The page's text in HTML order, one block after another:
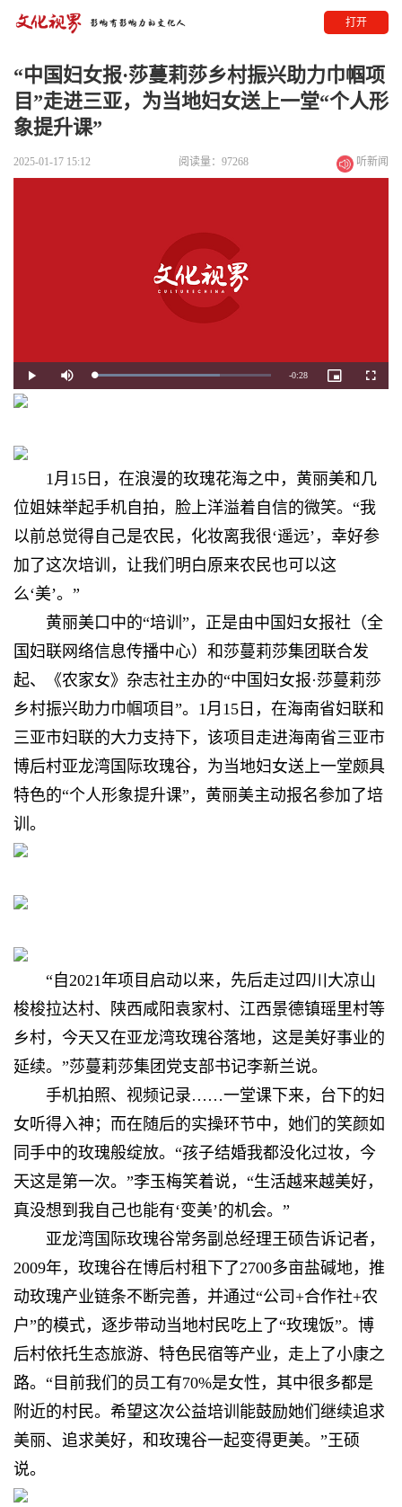
打开
“中国妇女报·莎蔓莉莎乡村振兴助力巾帼项
目”走进三亚，为当地妇女送上一堂“个人形
象提升课”
2025-01-17 15:12 阅读量：97268 听新闻
Play Mute Loaded:
Remaining
-0:28
Picture-
in-
1月15日，在浪漫的玫瑰花海之中，黄丽美和几
位姐妹举起手机自拍，脸上洋溢着自信的微笑。“我
以前总觉得自己是农民，化妆离我很‘遥远’，幸好参
加了这次培训，让我们明白原来农民也可以这
么‘美’。”
黄丽美口中的“培训”，正是由中国妇女报社（全
国妇联网络信息传播中心）和莎蔓莉莎集团联合发
起、《农家女》杂志社主办的“中国妇女报·莎蔓莉莎
乡村振兴助力巾帼项目”。1月15日，在海南省妇联和
三亚市妇联的大力支持下，该项目走进海南省三亚市
博后村亚龙湾国际玫瑰谷，为当地妇女送上一堂颇具
特色的“个人形象提升课”，黄丽美主动报名参加了培
训。
“自2021年项目启动以来，先后走过四川大凉山
梭梭拉达村、陕西咸阳袁家村、江西景德镇瑶里村等
乡村，今天又在亚龙湾玫瑰谷落地，这是美好事业的
延续。”莎蔓莉莎集团党支部书记李新兰说。
手机拍照、视频记录……一堂课下来，台下的妇
女听得入神；而在随后的实操环节中，她们的笑颜如
同手中的玫瑰般绽放。“孩子结婚我都没化过妆，今
天这是第一次。”李玉梅笑着说，“生活越来越美好，
真没想到我自己也能有‘变美’的机会。”
亚龙湾国际玫瑰谷常务副总经理王硕告诉记者，
2009年，玫瑰谷在博后村租下了2700多亩盐碱地，推
动玫瑰产业链条不断完善，并通过“公司+合作社+农
户”的模式，逐步带动当地村民吃上了“玫瑰饭”。博
后村依托生态旅游、特色民宿等产业，走上了小康之
路。“目前我们的员工有70%是女性，其中很多都是
附近的村民。希望这次公益培训能鼓励她们继续追求
美丽、追求美好，和玫瑰谷一起变得更美。”王硕
说。